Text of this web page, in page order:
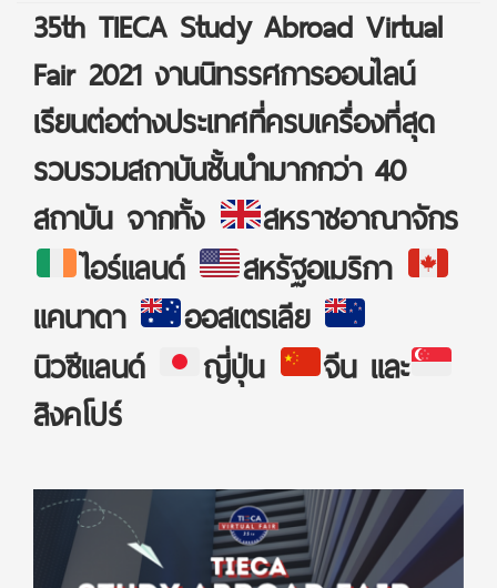
35th TIECA Study Abroad Virtual
Fair 2021 งานนิทรรศการออนไลน์
เรียนต่อต่างประเทศที่ครบเครื่องที่สุด
รวบรวมสถาบันชั้นนำมากกว่า 40
สถาบัน จากทั้ง
สหราชอาณาจักร
ไอร์แลนด์
สหรัฐอเมริกา
แคนาดา
ออสเตรเลีย
นิวซีแลนด์
ญี่ปุ่น
จีน และ
สิงคโปร์